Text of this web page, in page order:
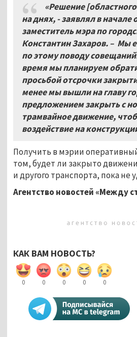
«Решение
на днях, - заявлял в начале
заместитель мэра по
Константин Захаров. – Мы
по этому поводу
время мы планируем
просьбой отсрочки
менее мы вышли на главу
предложением закрыть с
трамвайное движение,
воздействие на
Получить в мэрии
том, будет ли закрыто
и другого транспорта, пока не
Агентство новостей «Между
КАК ВАМ НОВОСТЬ?
0 0 0 0 0